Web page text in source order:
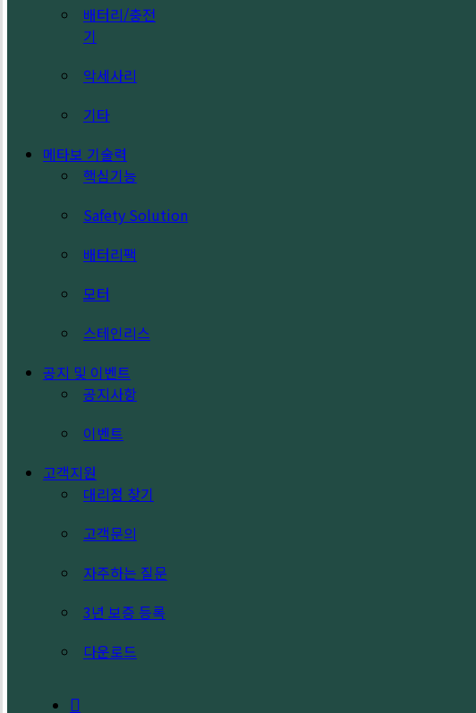
배터리/충전
기
악세사리
기타
메타보 기술력
핵심기능
Safety Solution
배터리팩
모터
스테인리스
공지 및 이벤트
공지사항
이벤트
고객지원
대리점 찾기
고객문의
자주하는 질문
3년 보증 등록
다운로드